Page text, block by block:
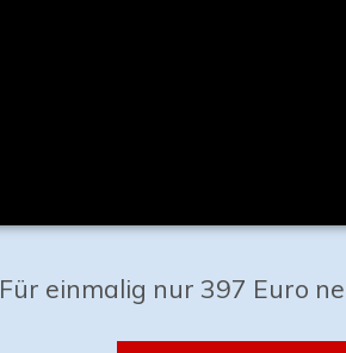
Für einmalig nur 397 Euro